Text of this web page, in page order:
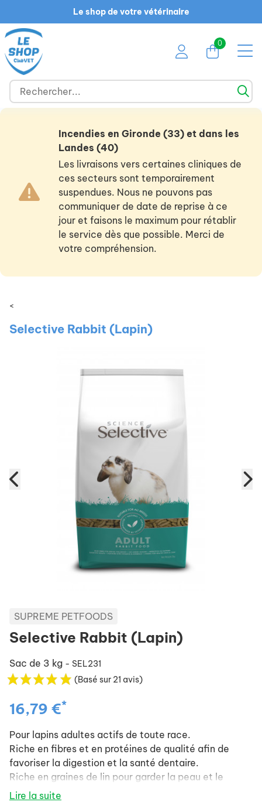
Le shop de votre vétérinaire
0
Incendies en Gironde (33) et dans les
Landes (40)
Les livraisons vers certaines cliniques de
ces secteurs sont temporairement
suspendues. Nous ne pouvons pas
communiquer de date de reprise à ce
jour et faisons le maximum pour rétablir
le service dès que possible. Merci de
votre compréhension.
<
Selective Rabbit (Lapin)
SUPREME PETFOODS
Selective Rabbit (Lapin)
Sac de 3 kg - SEL231
(Basé sur 21 avis)
16,79 €*
Pour lapins adultes actifs de toute race.
Riche en fibres et en protéines de qualité afin de
favoriser la digestion et la santé dentaire.
Riche en graines de lin pour garder la peau et le
pelage sains.
Lire la suite